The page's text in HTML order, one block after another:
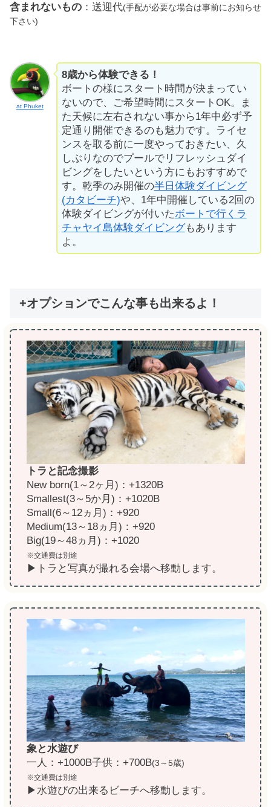
含まれないもの ：送迎代(手配が必要な場合は事前にお知らせ
下さい)
at Phuket
8歳から体験できる！
ボートの様にスタート時間が決まってい
ないので、ご希望時間にスタートOK。ま
た天候に左右されない事から1年中必ず予
定通り開催できるのも魅力です。ライセ
ンスを取る前に一度やっておきたい、久
しぶりなのでプールでリフレッシュダイ
ビングをしたいという方にもおすすめで
す。乾季のみ開催の半日体験ダイビング
(カタビーチ)や、1年中開催している2回の
体験ダイビングが付いたボートで行くラ
チャヤイ島体験ダイビングもあります
よ。
+オプションでこんな事も出来るよ！
トラと記念撮影
New born(1～2ヶ月)：+1320B
Smallest(3～5か月)：+1020B
Small(6～12ヵ月)：+920
Medium(13～18ヵ月)：+920
Big(19～48ヵ月)：+1020
※交通費は別途
▶トラと写真が撮れる会場へ移動します。
象と水遊び
一人：+1000B子供：+700B(3～5歳)
※交通費は別途
▶水遊びの出来るビーチへ移動します。